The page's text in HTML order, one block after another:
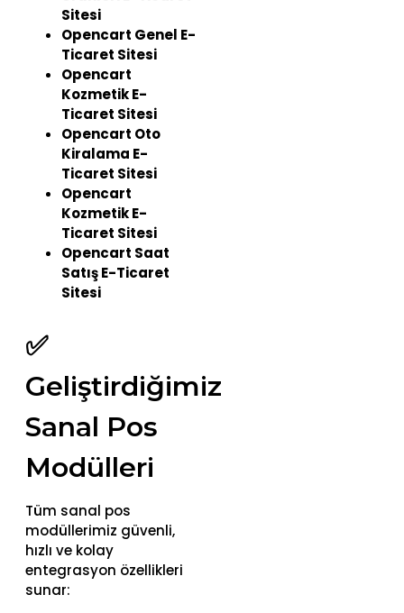
Sitesi
Opencart Genel E-
Ticaret Sitesi
Opencart
Kozmetik E-
Ticaret Sitesi
Opencart Oto
Kiralama E-
Ticaret Sitesi
Opencart
Kozmetik E-
Ticaret Sitesi
Opencart Saat
Satış E-Ticaret
Sitesi
✅
Geliştirdiğimiz
Sanal Pos
Modülleri
Tüm sanal pos
modüllerimiz güvenli,
hızlı ve kolay
entegrasyon özellikleri
sunar: